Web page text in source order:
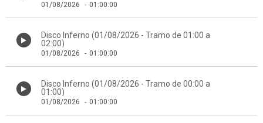
01/08/2026 - 01:00:00
Disco Inferno (01/08/2026 - Tramo de 01:00 a
02:00)
01/08/2026 - 01:00:00
Disco Inferno (01/08/2026 - Tramo de 00:00 a
01:00)
01/08/2026 - 01:00:00